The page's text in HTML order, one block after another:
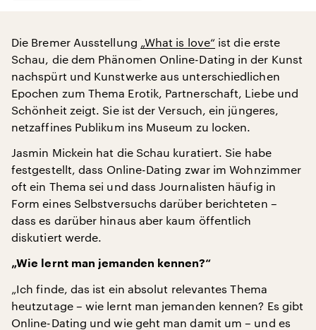
Die Bremer Ausstellung „What is love“ ist die erste
Schau, die dem Phänomen Online-Dating in der Kunst
nachspürt und Kunstwerke aus unterschiedlichen
Epochen zum Thema Erotik, Partnerschaft, Liebe und
Schönheit zeigt. Sie ist der Versuch, ein jüngeres,
netzaffines Publikum ins Museum zu locken.
Jasmin Mickein hat die Schau kuratiert. Sie habe
festgestellt, dass Online-Dating zwar im Wohnzimmer
oft ein Thema sei und dass Journalisten häufig in
Form eines Selbstversuchs darüber berichteten –
dass es darüber hinaus aber kaum öffentlich
diskutiert werde.
„Wie lernt man jemanden kennen?“
„Ich finde, das ist ein absolut relevantes Thema
heutzutage – wie lernt man jemanden kennen? Es gibt
Online-Dating und wie geht man damit um – und es